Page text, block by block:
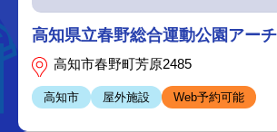
高知県立春野総合運動公園アー
高知市春野町芳原2485
高知市 屋外施設 Web予約可能